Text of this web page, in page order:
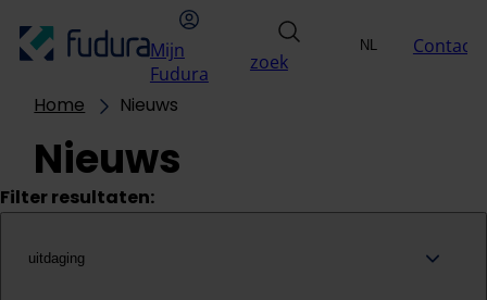
Overslaan naar inhoudhoofdmenu
Uitdagingen
Mijn Fudura
Mijn
Fudura
zoek
zoek
NL Contact
Home Nieuws
Nieuws
Filter resultaten:
uitdaging